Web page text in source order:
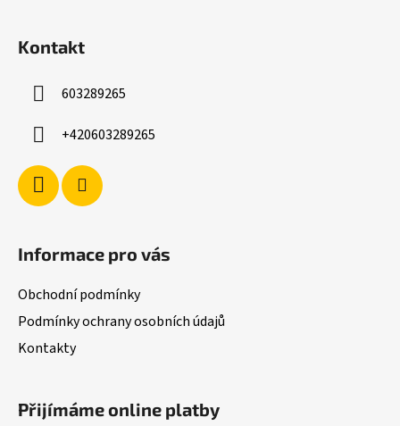
Kontakt
603289265
+420603289265
Informace pro vás
Obchodní podmínky
Podmínky ochrany osobních údajů
Kontakty
Přijímáme online platby